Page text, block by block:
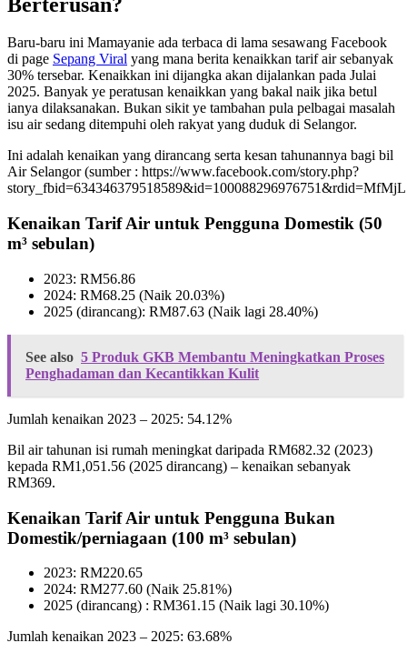
Baru-baru ini Mamayanie ada terbaca di lama sesawang Facebook
di page Sepang Viral yang mana berita kenaikkan tarif air sebanyak
30% tersebar. Kenaikkan ini dijangka akan dijalankan pada Julai
2025. Banyak ye peratusan kenaikkan yang bakal naik jika betul
ianya dilaksanakan. Bukan sikit ye tambahan pula pelbagai masalah
isu air sedang ditempuhi oleh rakyat yang duduk di Selangor.
Ini adalah kenaikan yang dirancang serta kesan tahunannya bagi bil
Air Selangor (sumber : https://www.facebook.com/story.php?
Kenaikan Tarif Air untuk Pengguna Domestik (50
m³ sebulan)
2023: RM56.86
2024: RM68.25 (Naik 20.03%)
2025 (dirancang): RM87.63 (Naik lagi 28.40%)
See also 5 Produk GKB Membantu Meningkatkan Proses
Penghadaman dan Kecantikkan Kulit
Jumlah kenaikan 2023 – 2025: 54.12%
Bil air tahunan isi rumah meningkat daripada RM682.32 (2023)
kepada RM1,051.56 (2025 dirancang) – kenaikan sebanyak
RM369.
Kenaikan Tarif Air untuk Pengguna Bukan
Domestik/perniagaan (100 m³ sebulan)
2023: RM220.65
2024: RM277.60 (Naik 25.81%)
2025 (dirancang) : RM361.15 (Naik lagi 30.10%)
Jumlah kenaikan 2023 – 2025: 63.68%